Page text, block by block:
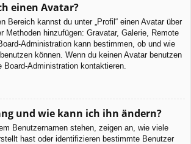
einen Avatar?
Bereich kannst du unter „Profil“ einen Avatar über
Methoden hinzufügen: Gravatar, Galerie, Remote
Administration kann bestimmen, ob und wie
können. Wenn du keinen Avatar benutzen
Board-Administration kontaktieren.
und wie kann ich ihn ändern?
Benutzernamen stehen, zeigen an, wie viele
hast oder identifizieren bestimmte Benutzer